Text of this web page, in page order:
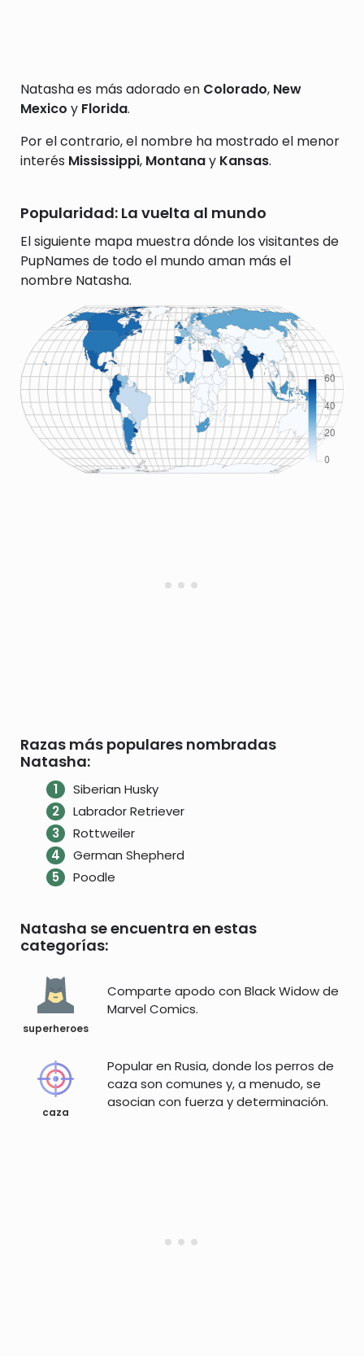
Natasha es más adorado en Colorado, New
Mexico y Florida.
Por el contrario, el nombre ha mostrado el menor
interés Mississippi, Montanay Kansas.
Popularidad: La vuelta al mundo
El siguiente mapa muestra dónde los visitantes de
PupNames de todo el mundo aman más el
nombre Natasha.
Razas más populares nombradas
Natasha:
Siberian Husky
Labrador Retriever
Rottweiler
German Shepherd
Poodle
Natasha se encuentra en estas
categorías:
superheroes
Comparte apodo con Black Widow de
Marvel Comics.
caza
Popular en Rusia, donde los perros de
caza son comunes y, a menudo, se
asocian con fuerza y ​​​​determinación.